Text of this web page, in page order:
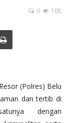
105
0
(Polres) Belu
dan tertib di
dengan